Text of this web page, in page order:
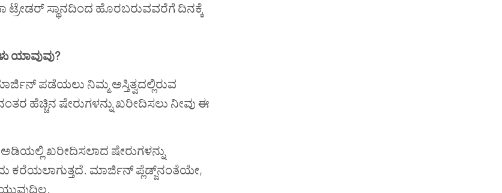
ಟ್ರೇಡರ್ ಸ್ಥಾನದಿಂದ ಹೊರಬರುವವರೆಗೆ ದಿನಕ್ಕೆ
ಯಾವುವು?
ಪಡೆಯಲು ನಿಮ್ಮ ಅಸ್ತಿತ್ವದಲ್ಲಿರುವ
ಹೆಚ್ಚಿನ ಷೇರುಗಳನ್ನು ಖರೀದಿಸಲು ನೀವು ಈ
ಅಡಿಯಲ್ಲಿ ಖರೀದಿಸಲಾದ ಷೇರುಗಳನ್ನು
ಕರೆಯಲಾಗುತ್ತದೆ. ಮಾರ್ಜಿನ್ ಪ್ಲೆಡ್ಜ್‌ನಂತೆಯೇ,